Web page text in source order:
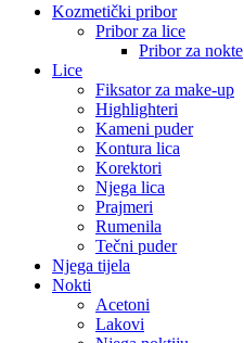
Kozmetički pribor
Pribor za lice
Pribor za nokte
Lice
Fiksator za make-up
Highlighteri
Kameni puder
Kontura lica
Korektori
Njega lica
Prajmeri
Rumenila
Tečni puder
Njega tijela
Nokti
Acetoni
Lakovi